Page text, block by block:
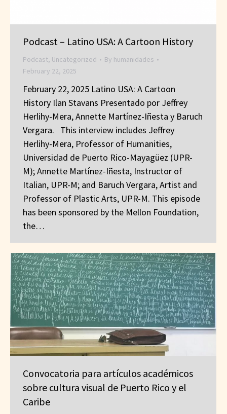
Podcast – Latino USA: A Cartoon History
Podcast, Uncategorized By humanidades
February 22, 2025
February 22, 2025 Latino USA: A Cartoon
History Ilan Stavans Presentado por Jeffrey
Herlihy-Mera, Annette Martínez-Iñesta y Baruch
Vergara. This interview includes Jeffrey
Herlihy-Mera, Professor of Humanities,
Universidad de Puerto Rico-Mayagüez (UPR-
M); Annette Martínez-Iñesta, Instructor of
Italian, UPR-M; and Baruch Vergara, Artist and
Professor of Plastic Arts, UPR-M. This episode
has been sponsored by the Mellon Foundation,
the…
Convocatoria para artículos académicos
sobre cultura visual de Puerto Rico y el
Caribe